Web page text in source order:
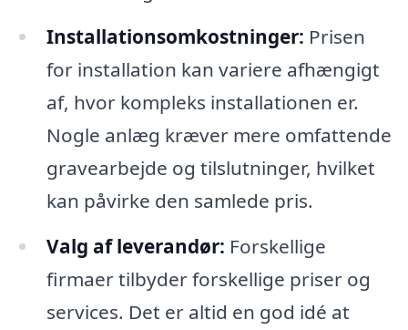
Installationsomkostninger: Prisen
for installation kan variere afhængigt
af, hvor kompleks installationen er.
Nogle anlæg kræver mere omfattende
gravearbejde og tilslutninger, hvilket
kan påvirke den samlede pris.
Valg af leverandør: Forskellige
firmaer tilbyder forskellige priser og
services. Det er altid en god idé at